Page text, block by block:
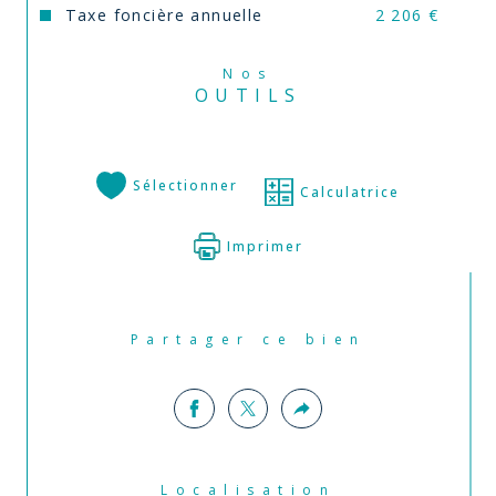
Pour une visite ou plus de précisions,
au 06 13 04 09 18
Taxe foncière annuelle 2 206 €
Nos
OUTILS
Sélectionner Calculatrice
Imprimer
Partager ce bien
Localisation